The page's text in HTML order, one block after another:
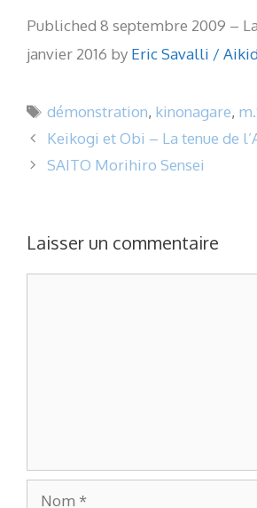
Publiched 8 septembre 2009 –
janvier 2016 by Eric Savalli /
Étiquettes
démonstration, kinonagare,
Keikogi et Obi – La tenue de
SAITO Morihiro Sensei
Laisser un commentaire
Nom